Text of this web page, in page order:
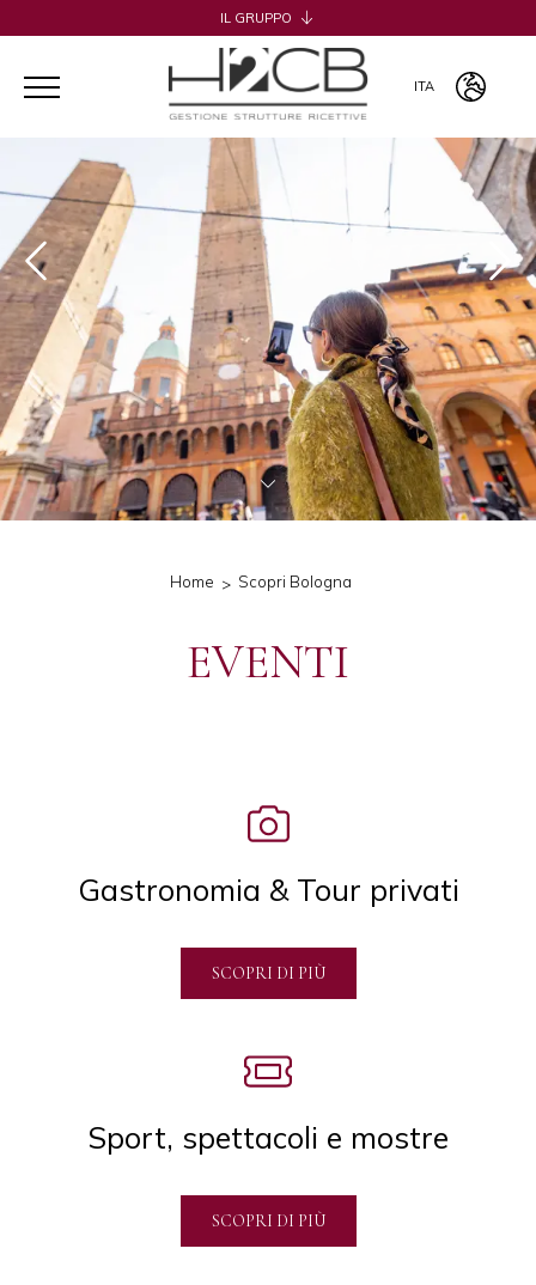
IL GRUPPO
H2CB
ACQUADERNI ROOMS
051 BOUTIQUE
COSMOPOLITAN CENTRAL ROOMS
BERTIERA ROOMS
ITA
ITA
ENG
Home Scopri Bologna
EVENTI
Gastronomia & Tour privati
SCOPRI DI PIÙ
Sport, spettacoli e mostre
SCOPRI DI PIÙ